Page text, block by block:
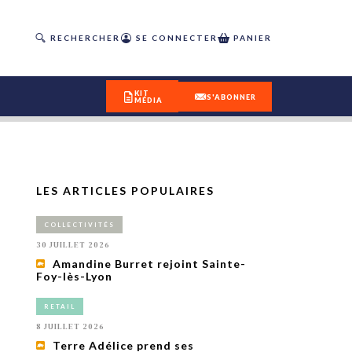
RECHERCHER SE CONNECTER PANIER
DÉCOUVREZ
OUR(S) #25 - ÉTÉ 2026
KIT
MÉDIA
S'ABONNER
LES ARTICLES POPULAIRES
COLLECTIVITÉS
30 JUILLET 2026
Amandine Burret rejoint Sainte-
Foy-lès-Lyon
RETAIL
8 JUILLET 2026
Terre Adélice prend ses